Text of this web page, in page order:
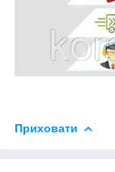
Приховати